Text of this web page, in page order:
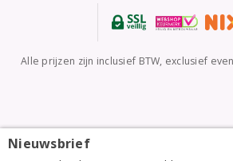
Clos del Rey Côtes Catalanes La Noia
Alle prijzen zijn inclusief BTW, exclusief
Nieuwsbrief